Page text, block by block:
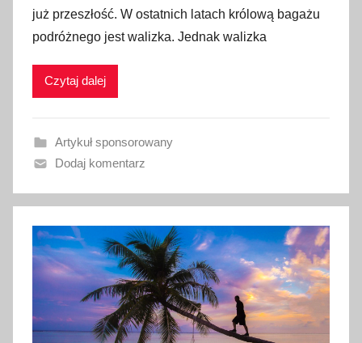
b
l
i
a
n
2
4
m
a
2
już przeszłość. W ostatnich latach królową bagażu
podróżnego jest walizka. Jednak walizka
Czytaj dalej
Artykuł sponsorowany
Dodaj komentarz